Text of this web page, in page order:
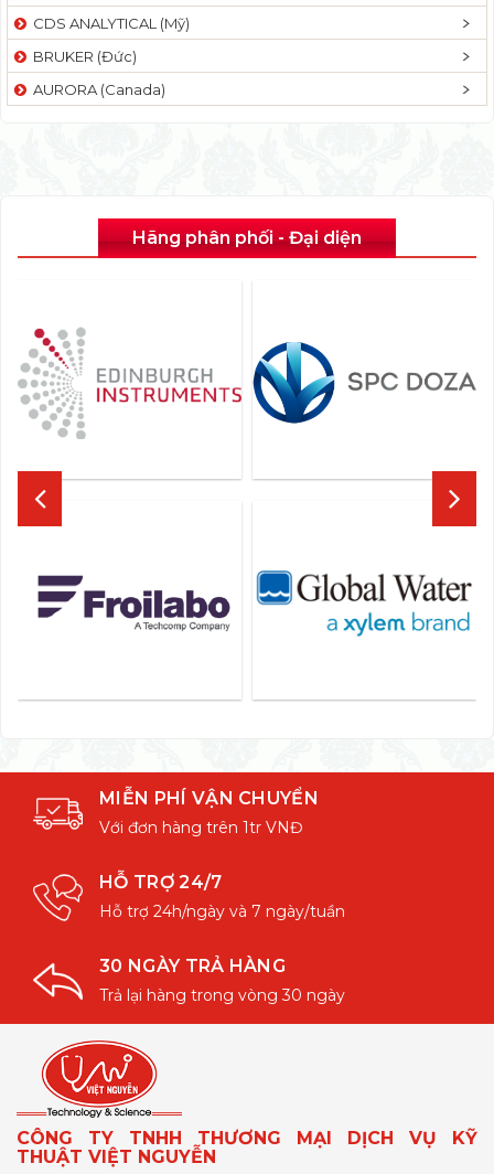
CDS ANALYTICAL (Mỹ)
BRUKER (Đức)
AURORA (Canada)
Hãng phân phối - Đại diện
MIỄN PHÍ VẬN CHUYỂN
Với đơn hàng trên 1tr VNĐ
HỖ TRỢ 24/7
Hỗ trợ 24h/ngày và 7 ngày/tuần
30 NGÀY TRẢ HÀNG
Trả lại hàng trong vòng 30 ngày
CÔNG TY TNHH THƯƠNG MẠI DỊCH VỤ KỸ
THUẬT VIỆT NGUYỄN